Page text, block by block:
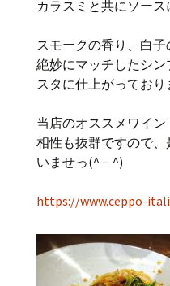
カラスミと共にソース
スモークの香り、白
絶妙にマッチしたシ
スタに仕上がっており
当店のオススメワイ
相性も抜群ですので
いませっ(^－^)
https://www.ceppo-